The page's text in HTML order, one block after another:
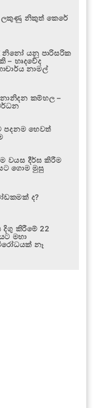
ලකුණු නිකුත් කෙරේ
නිනෝ යනු පාරිසරික
– හෘදවේද
නාමල්
කම්හල –
පදනම හෙවත්
වයස දීර්ඝ කිරීම
ගොම මුසු
ද?
දිගු කිරීමේ 22
මහා
නෑ